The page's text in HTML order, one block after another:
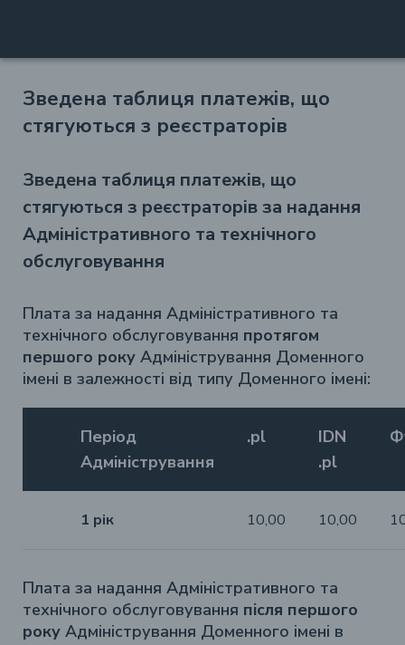
Зведена таблиця платежів, що
стягуються з реєстраторів
Зведена таблиця платежів, що
стягуються з реєстраторів за надання
Адміністративного та технічного
обслуговування
Плата за надання Адміністративного та
технічного обслуговування протягом
першого року Адміністрування Доменного
імені в залежності від типу Доменного імені:
Період
Адміністрування
.pl
IDN
.pl
1 рік 10,00 10,00
Плата за надання Адміністративного та
технічного обслуговування після першого
року Адміністрування Доменного імені в